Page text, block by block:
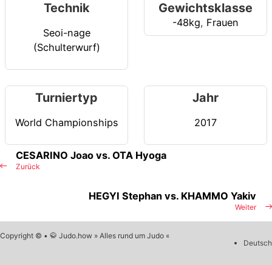
Technik
Seoi-nage
(Schulterwurf)
Gewichtsklasse
-48kg, Frauen
Turniertyp
World Championships
Jahr
2017
Zurück
CESARINO Joao vs. OTA Hyoga
Weiter
HEGYI Stephan vs. KHAMMO Yakiv
Copyright © • 🥋 Judo.how » Alles rund um Judo «
Deutsch